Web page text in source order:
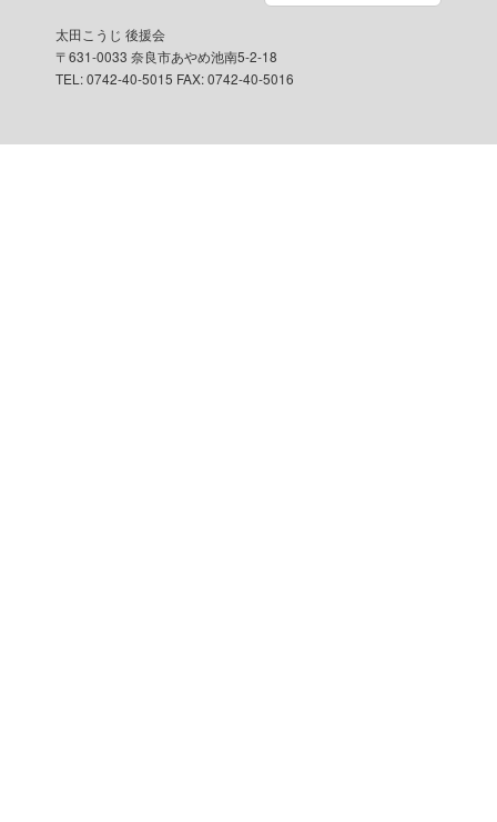
太田こうじ 後援会
〒631-0033 奈良市あやめ池南5-2-18
TEL: 0742-40-5015 FAX: 0742-40-5016